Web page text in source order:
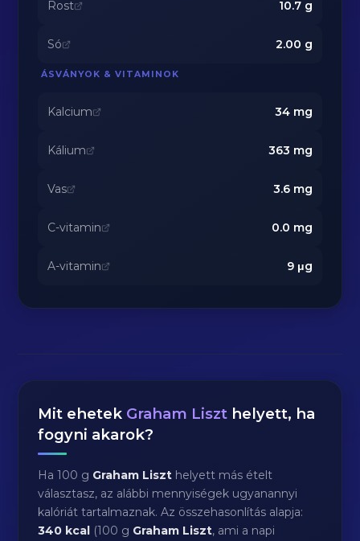
Rost 10.7g
Só 2.00 g
ÁSVÁNYOK & VITAMINOK
Kalcium 34mg
Kálium 363 mg
Vas 3.6mg
C-vitamin 0.0 mg
A-vitamin 9μg
Mit ehetek Graham Liszt helyett, ha
fogyni akarok?
Ha 100 g Graham Liszt helyett más ételt
választasz, az alábbi mennyiségek ugyanannyi
kalóriát tartalmaznak. Az összehasonlítás alapja:
340 kcal (100 g Graham Liszt, ami a napi